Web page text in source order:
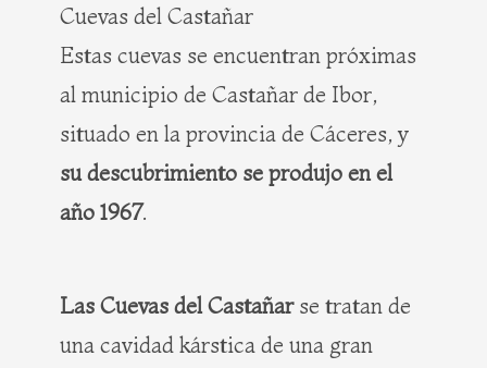
Cuevas del Castañar
Estas cuevas se encuentran próximas
al municipio de Castañar de Ibor,
situado en la provincia de Cáceres, y
su descubrimiento se produjo en el
año 1967.
Las Cuevas del Castañarse tratan de
una cavidad kárstica de una gran